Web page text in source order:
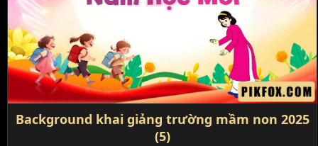
Background khai giảng trường mầm non 2025
(5)